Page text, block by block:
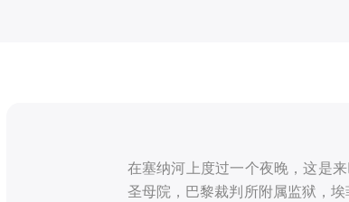
在塞纳河上度过一个夜晚，这是
圣母院，巴黎裁判所附属监狱，